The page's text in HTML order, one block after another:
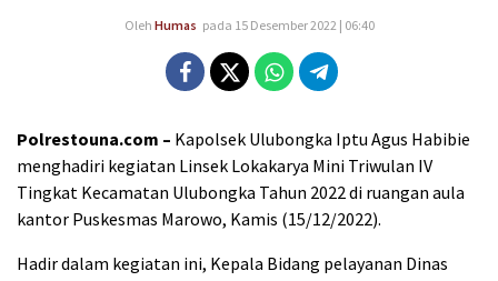
Oleh Humas pada 15 Desember 2022 | 06:40
Polrestouna.com – Kapolsek Ulubongka Iptu Agus Habibie
menghadiri kegiatan Linsek Lokakarya Mini Triwulan IV
Tingkat Kecamatan Ulubongka Tahun 2022 di ruangan aula
kantor Puskesmas Marowo, Kamis (15/12/2022).
Hadir dalam kegiatan ini, Kepala Bidang pelayanan Dinas